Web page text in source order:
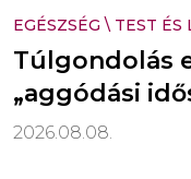
EGÉSZSÉG \ TEST ÉS
Túlgondolás
„aggódási
2026.08.08.